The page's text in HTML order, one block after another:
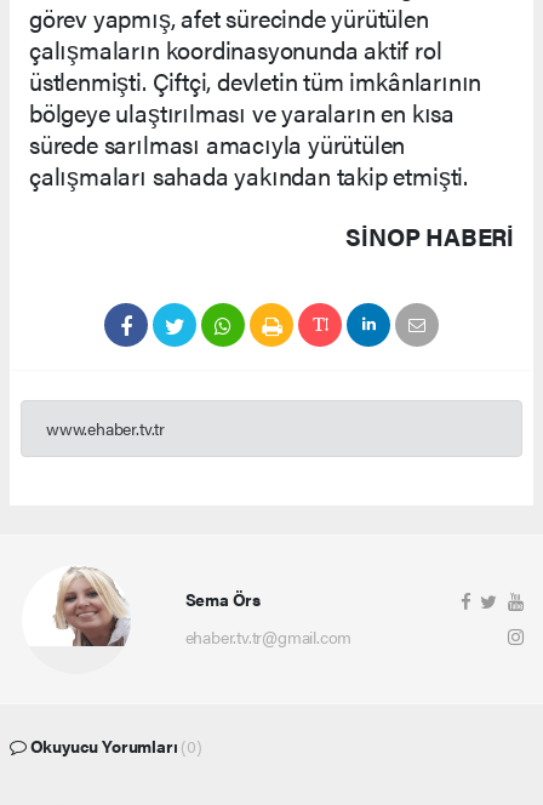
görev yapmış, afet sürecinde yürütülen
çalışmaların koordinasyonunda aktif rol
üstlenmişti. Çiftçi, devletin tüm imkânlarının
bölgeye ulaştırılması ve yaraların en kısa
sürede sarılması amacıyla yürütülen
çalışmaları sahada yakından takip etmişti.
SINOP HABERİ
www.ehaber.tv.tr
Sema Örs
ehaber.tv.tr@gmail.com
Okuyucu Yorumları (0)